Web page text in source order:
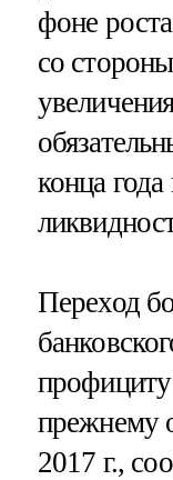
фоне
со
конца
Переход
прежнему
2017 г.,